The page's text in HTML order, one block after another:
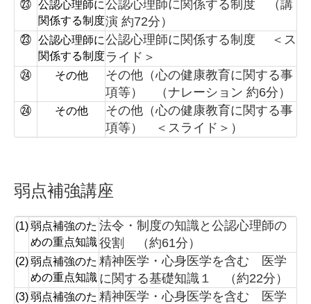
㉓ 公認心理師に
関係する制度
公認心理師に関係する制度 （講
演 約72分）
㉓ 公認心理師に
関係する制度
公認心理師に関係する制度 ＜ス
ライド＞
㉔ その他
その他（心の健康教育に関する事
項等） （ナレーション 約6分）
㉔ その他
その他（心の健康教育に関する事
項等） ＜スライド＞）
弱点補強講座
(1) 弱点補強のた
めの重点知識
法令・制度の知識と公認心理師の
役割 （約61分）
(2) 弱点補強のた
めの重点知識
精神医学・心身医学を含む 医学
に関する基礎知識１ （約22分）
(3) 弱点補強のた 精神医学・心身医学を含む 医学